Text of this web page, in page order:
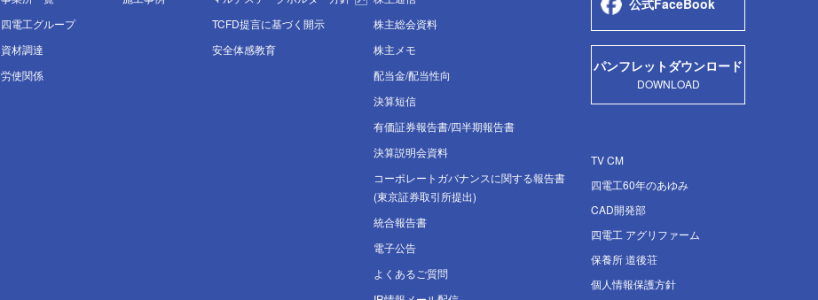
四電⼯グループ
資材調達
労使関係
TCFD提言に基づく開示
安全体感教育
株主総会資料
株主メモ
配当金/配当性向
決算短信
有価証券報告書/四半期報告書
決算説明会資料
コーポレートガバナンスに関する報告書
(東京証券取引所提出)
統合報告書
電子公告
よくあるご質問
公式FaceBook
パンフレットダウンロード
DOWNLOAD
TV CM
四電工60年のあゆみ
CAD開発部
四電工 アグリファーム
保養所 道後荘
個人情報保護方針